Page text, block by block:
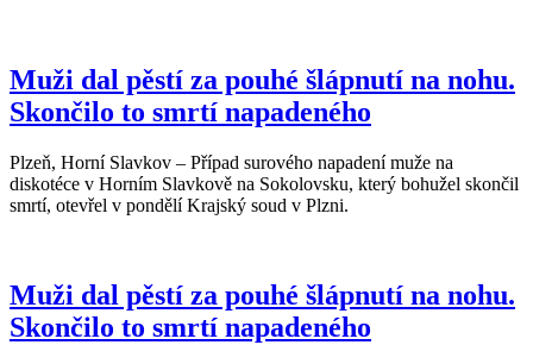
Muži dal pěstí za pouhé šlápnutí na nohu.
Skončilo to smrtí napadeného
Plzeň, Horní Slavkov – Případ surového napadení muže na
diskotéce v Horním Slavkově na Sokolovsku, který bohužel skončil
smrtí, otevřel v pondělí Krajský soud v Plzni.
Muži dal pěstí za pouhé šlápnutí na nohu.
Skončilo to smrtí napadeného